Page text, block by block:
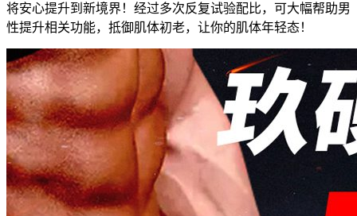
将安心提升到新境界！经过多次反复试验配比，可大幅帮助男
性提升相关功能，抵御肌体初老，让你的肌体年轻态！